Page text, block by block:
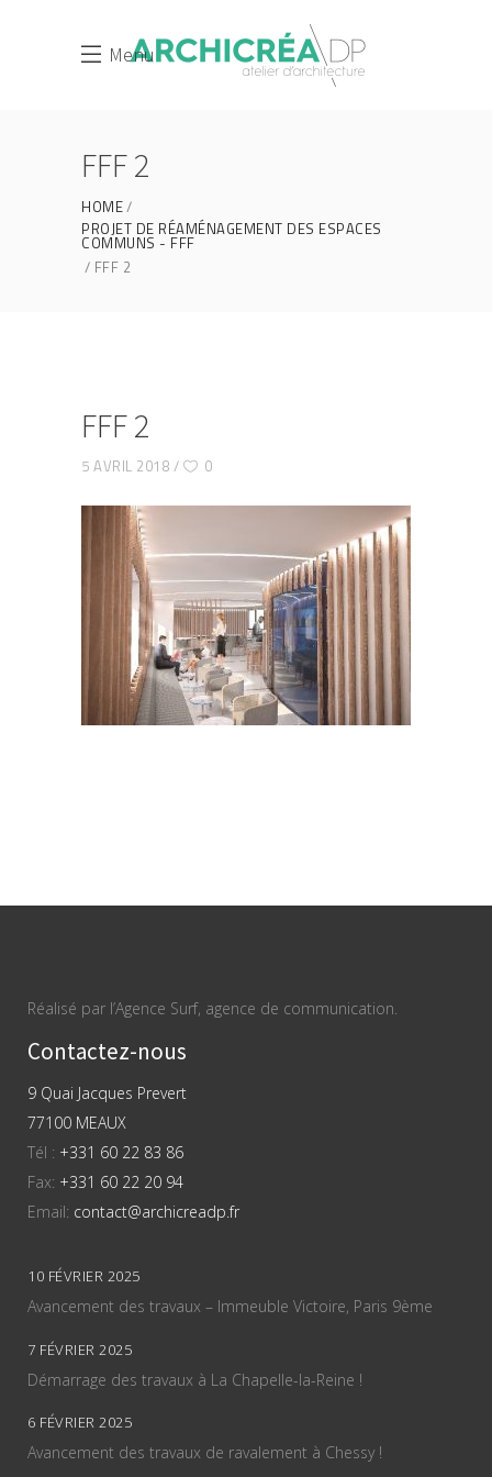
Menu
FFF 2
HOME
PROJET DE RÉAMÉNAGEMENT DES ESPACES
COMMUNS - FFF
FFF 2
FFF 2
5 AVRIL 2018 0
Réalisé par l’Agence Surf, agence de communication.
Contactez-nous
9 Quai Jacques Prevert
77100 MEAUX
Tél : +331 60 22 83 86
Fax: +331 60 22 20 94
Email: contact@archicreadp.fr
10 FÉVRIER 2025
Avancement des travaux – Immeuble Victoire, Paris 9ème
7 FÉVRIER 2025
Démarrage des travaux à La Chapelle-la-Reine !
6 FÉVRIER 2025
Avancement des travaux de ravalement à Chessy !